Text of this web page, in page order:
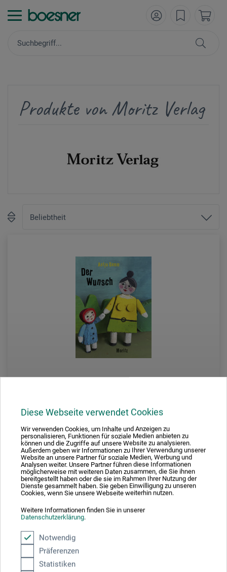
Diese Webseite verwendet Cookies
Wir verwenden Cookies, um Inhalte und Anzeigen zu
personalisieren, Funktionen für soziale Medien anbieten zu
können und die Zugriffe auf unsere Website zu analysieren.
Außerdem geben wir Informationen zu Ihrer Verwendung unserer
Website an unsere Partner für soziale Medien, Werbung und
Analysen weiter. Unsere Partner führen diese Informationen
möglicherweise mit weiteren Daten zusammen, die Sie ihnen
bereitgestellt haben oder die sie im Rahmen Ihrer Nutzung der
Dienste gesammelt haben. Sie geben Einwilligung zu unseren
Cookies, wenn Sie unsere Webseite weiterhin nutzen.
Weitere Informationen finden Sie in unserer
Datenschutzerklärung.
Notwendig
Präferenzen
Statistiken
Produkte von Moritz Verlag
Moritz Verlag
Der Wunsch
12,40 EUR
zzgl. Versandkosten